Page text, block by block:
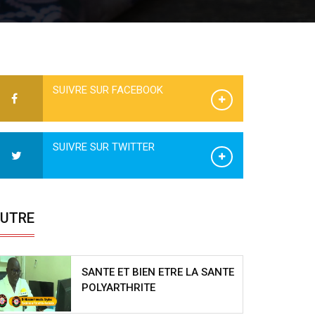
SUIVRE SUR FACEBOOK
SUIVRE SUR TWITTER
SANTE ET BIEN ETRE LA SANTE
POLYARTHRITE